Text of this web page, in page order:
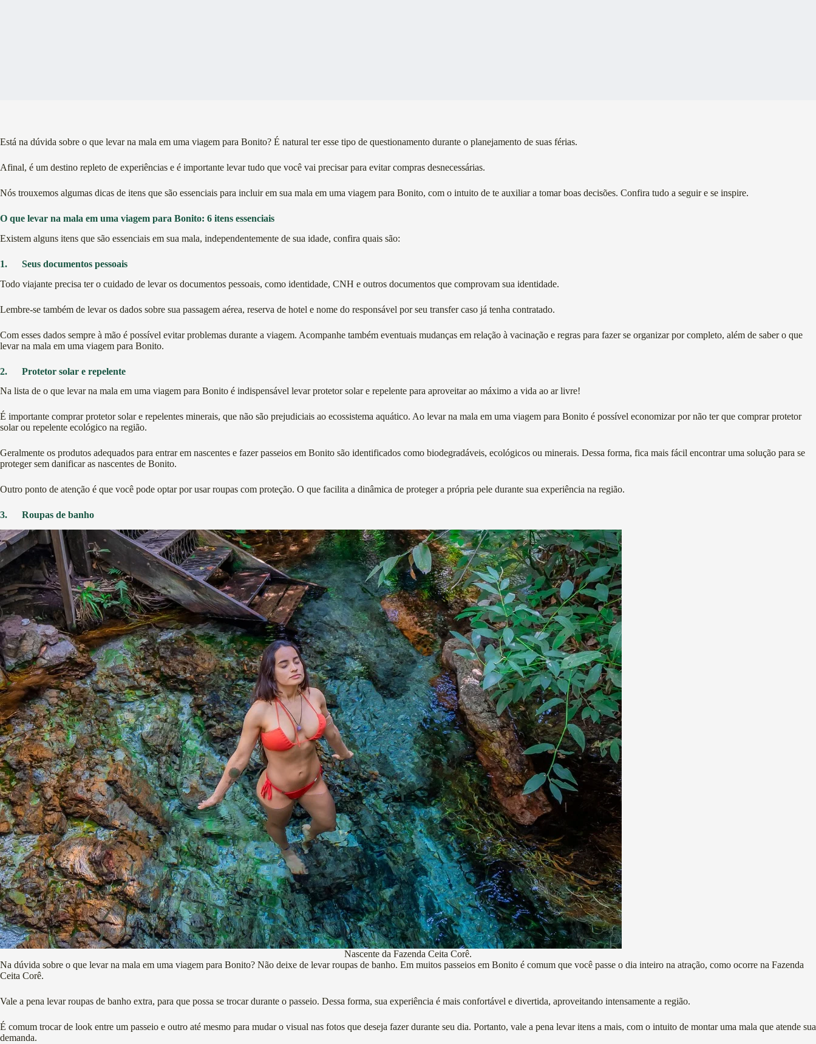
Está na dúvida sobre o que levar na mala em uma viagem para Bonito? É natural ter esse tipo de questionamento durante o planejamento de suas férias.
Afinal, é um destino repleto de experiências e é importante levar tudo que você vai precisar para evitar compras desnecessárias.
Nós trouxemos algumas dicas de itens que são essenciais para incluir em sua mala em uma viagem para Bonito, com o intuito de te auxiliar a tomar boas decisões. Confira tudo a seguir e se inspire.
O que levar na mala em uma viagem para Bonito: 6 itens essenciais
Existem alguns itens que são essenciais em sua mala, independentemente de sua idade, confira quais são:
1.
Seus documentos pessoais
Todo viajante precisa ter o cuidado de levar os documentos pessoais, como identidade, CNH e outros documentos que comprovam sua identidade.
Lembre-se também de levar os dados sobre sua passagem aérea, reserva de hotel e nome do responsável por seu transfer caso já tenha contratado.
Com esses dados sempre à mão é possível evitar problemas durante a viagem. Acompanhe também eventuais mudanças em relação à vacinação e regras para fazer se organizar por completo, além de saber o que
levar na mala em uma viagem para Bonito.
2.
Protetor solar e repelente
Na lista de o que levar na mala em uma viagem para Bonito é indispensável levar protetor solar e repelente para aproveitar ao máximo a vida ao ar livre!
É importante comprar protetor solar e repelentes minerais, que não são prejudiciais ao ecossistema aquático. Ao levar na mala em uma viagem para Bonito é possível economizar por não ter que comprar protetor
solar ou repelente ecológico na região.
Geralmente os produtos adequados para entrar em nascentes e fazer passeios em Bonito são identificados como biodegradáveis, ecológicos ou minerais. Dessa forma, fica mais fácil encontrar uma solução para se
proteger sem danificar as nascentes de Bonito.
Outro ponto de atenção é que você pode optar por usar roupas com proteção. O que facilita a dinâmica de proteger a própria pele durante sua experiência na região.
3. Roupas de banho
Nascente da Fazenda Ceita Corê.
Na dúvida sobre o que levar na mala em uma viagem para Bonito? Não deixe de levar roupas de banho. Em muitos passeios em Bonito é comum que você passe o dia inteiro na atração, como ocorre na Fazenda
Ceita Corê.
Vale a pena levar roupas de banho extra, para que possa se trocar durante o passeio. Dessa forma, sua experiência é mais confortável e divertida, aproveitando intensamente a região.
É comum trocar de look entre um passeio e outro até mesmo para mudar o visual nas fotos que deseja fazer durante seu dia. Portanto, vale a pena levar itens a mais, com o intuito de montar uma mala que atende sua
demanda.